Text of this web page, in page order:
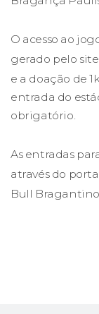
O acesso ao
gerado pelo site
e a doação de
entrada do
obrigatório.
As entradas
através do
Bull Bragantino